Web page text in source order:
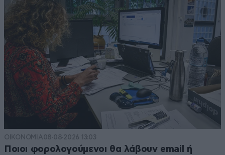
ΟΙΚΟΝΟΜΙΑ08·08·2026 13:03
Ποιοι φορολογούμενοι θα λάβουν email ή